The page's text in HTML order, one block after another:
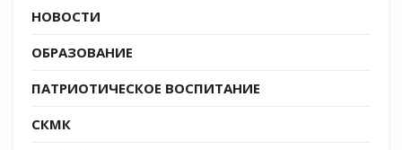
НОВОСТИ
ОБРАЗОВАНИЕ
ПАТРИОТИЧЕСКОЕ ВОСПИТАНИЕ
СКМК